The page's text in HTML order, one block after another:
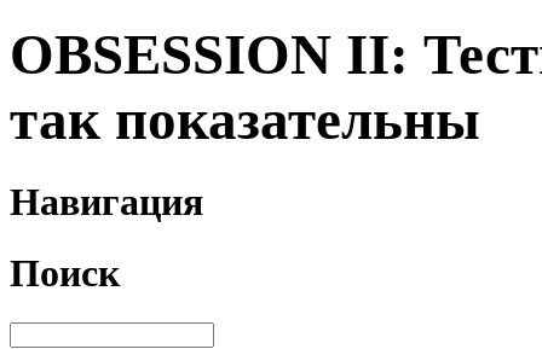
OBSESSION II:
так показательны
Навигация
Поиск